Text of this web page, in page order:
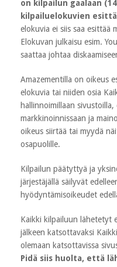
on kilpailun gaalaan
kilpailuelokuvien
elokuvia ei siis saa esittää
Elokuvan julkaisu esim.
saattaa johtaa
Amazementilla on oikeus
elokuvia tai niiden osia
hallinnoimillaan
markkinoinnissaan ja
oikeus siirtää tai myydä
osapuolille.
Kilpailun päätyttyä ja
järjestäjällä säilyvät
hyödyntämisoikeudet
Kaikki kilpailuun lähetetyt
jälkeen katsottavaksi
olemaan katsottavissa
Pidä siis huolta, että